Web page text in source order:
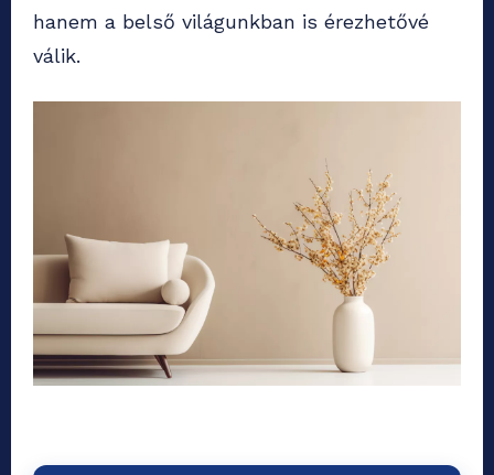
hanem a belső világunkban is érezhetővé
válik.